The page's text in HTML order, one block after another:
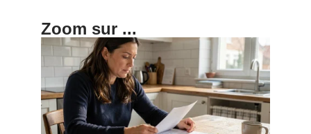
Zoom sur ...